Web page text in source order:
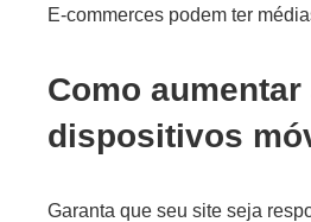
E-commerces podem ter
Como
dispositivos
Garanta que seu site seja